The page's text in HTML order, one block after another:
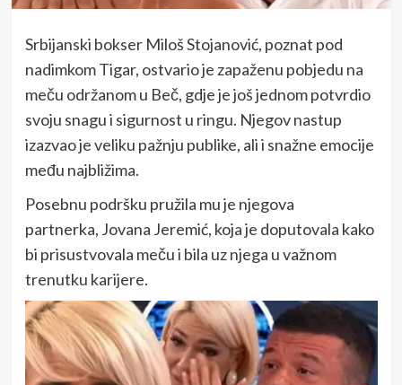
Srbijanski bokser Miloš Stojanović, poznat pod
nadimkom Tigar, ostvario je zapaženu pobjedu na
meču održanom u Beč, gdje je još jednom potvrdio
svoju snagu i sigurnost u ringu. Njegov nastup
izazvao je veliku pažnju publike, ali i snažne emocije
među najbližima.
Posebnu podršku pružila mu je njegova
partnerka, Jovana Jeremić, koja je doputovala kako
bi prisustvovala meču i bila uz njega u važnom
trenutku karijere.